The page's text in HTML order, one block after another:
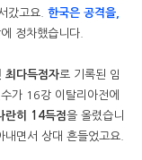
갔고요. 한국은 공격을,
정차했습니다.
최다득점자로 기록된 임
가 16강 이탈리아전에
란히 14득점을 올렸습니
내면서 상대 흔들었고요.